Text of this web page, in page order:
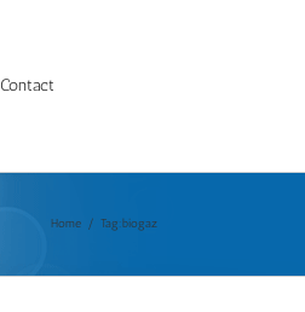
Contact
Home / Tag:biogaz